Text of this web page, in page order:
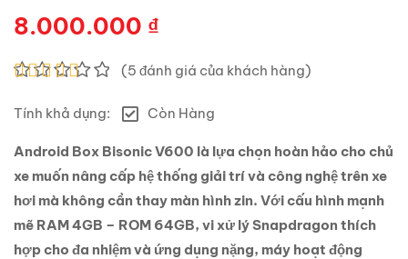
8.000.000 ₫
5 dựa trên
(5 đánh giá của khách hàng)
Tính khả dụng: Còn Hàng
Android Box Bisonic V600 là lựa chọn hoàn hảo cho chủ
xe muốn nâng cấp hệ thống giải trí và công nghệ trên xe
hơi mà không cần thay màn hình zin. Với cấu hình mạnh
mẽ RAM 4GB – ROM 64GB, vi xử lý Snapdragon thích
hợp cho đa nhiệm và ứng dụng nặng, máy hoạt động